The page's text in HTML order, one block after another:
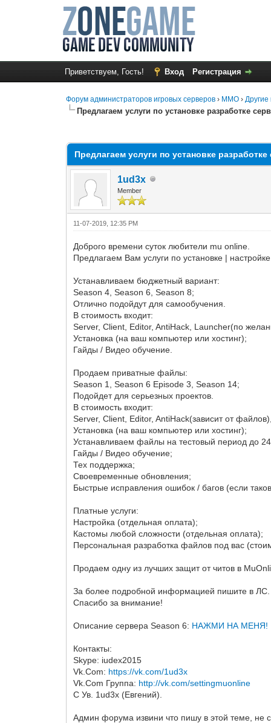
Приветствуем, Гость! Вход Регистрация
Форум администраторов игровых серверов › MMO ›Другие
Предлагаем услуги по установке разработке
Предлагаем услуги по установке
1ud3x
Member
11-07-2019, 12:35 PM
Доброго времени суток любители mu online.
Предлагаем Вам услуги по установке |
Устанавливаем бюджетный вариант:
Season 4, Season 6, Season 8;
Отлично подойдут для самообучения.
В стоимость входит:
Server, Client, Editor, AntiHack, Launcher(по
Установка (на ваш компьютер или хостинг);
Гайды / Видео обучение.
Продаем приватные файлы:
Season 1, Season 6 Episode 3, Season 14;
Подойдет для серьезных проектов.
В стоимость входит:
Server, Client, Editor, AntiHack(зависит от
Установка (на ваш компьютер или хостинг);
Устанавливаем файлы на тестовый период до 24
Гайды / Видео обучение;
Тех поддержка;
Своевременные обновления;
Быстрые исправления ошибок / багов (если
Платные услуги:
Настройка (отдельная оплата);
Кастомы любой сложности (отдельная оплата);
Персональная разработка файлов под вас
Продаем одну из лучших защит от читов в
За более подробной информацией пишите в ЛС.
Спасибо за внимание!
Описание сервера Season 6: НАЖМИ НА МЕНЯ!
Контакты:
Skype: iudex2015
Vk.Com: https://vk.com/1ud3x
Vk.Com Группа: http://vk.com/settingmuonline
С Ув. 1ud3x (Евгений).
Админ форума извини что пишу в этой теме, не